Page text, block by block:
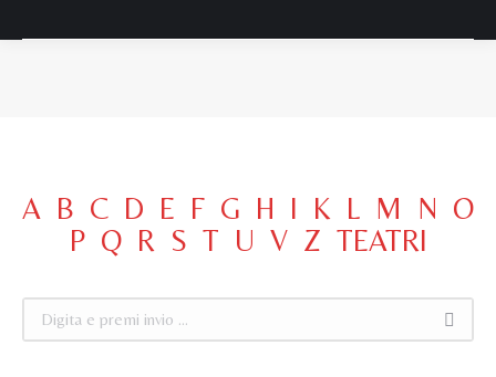
A B C D E F G H I K L M N O
P Q R S T U V Z TEATRI
Cerca: